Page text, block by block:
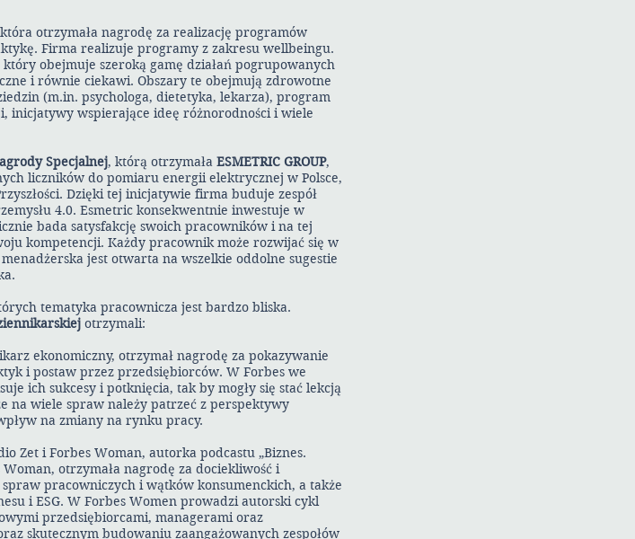
otrzymała nagrodę za realizację programów
Firma realizuje programy z zakresu wellbeingu.
obejmuje szeroką gamę działań pogrupowanych
i równie ciekawi. Obszary te obejmują zdrowotne
(m.in. psychologa, dietetyka, lekarza), program
inicjatywy wspierające ideę różnorodności i wiele
Specjalnej, którą otrzymała ESMETRIC GROUP,
liczników do pomiaru energii elektrycznej w Polsce,
Dzięki tej inicjatywie firma buduje zespół
4.0. Esmetric konsekwentnie inwestuje w
bada satysfakcję swoich pracowników i na tej
kompetencji. Każdy pracownik może rozwijać się w
jest otwarta na wszelkie oddolne sugestie
tematyka pracownicza jest bardzo bliska.
otrzymali:
ekonomiczny, otrzymał nagrodę za pokazywanie
i postaw przez przedsiębiorców. W Forbes we
ich sukcesy i potknięcia, tak by mogły się stać lekcją
na wiele spraw należy patrzeć z perspektywy
na zmiany na rynku pracy.
Zet i Forbes Woman, autorka podcastu „Biznes.
otrzymała nagrodę za dociekliwość i
pracowniczych i wątków konsumenckich, a także
i ESG. W Forbes Women prowadzi autorski cykl
przedsiębiorcami, managerami oraz
skutecznym budowaniu zaangażowanych zespołów